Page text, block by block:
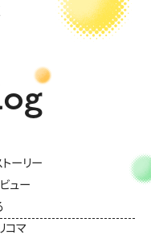
ーリー
ュー
コマ